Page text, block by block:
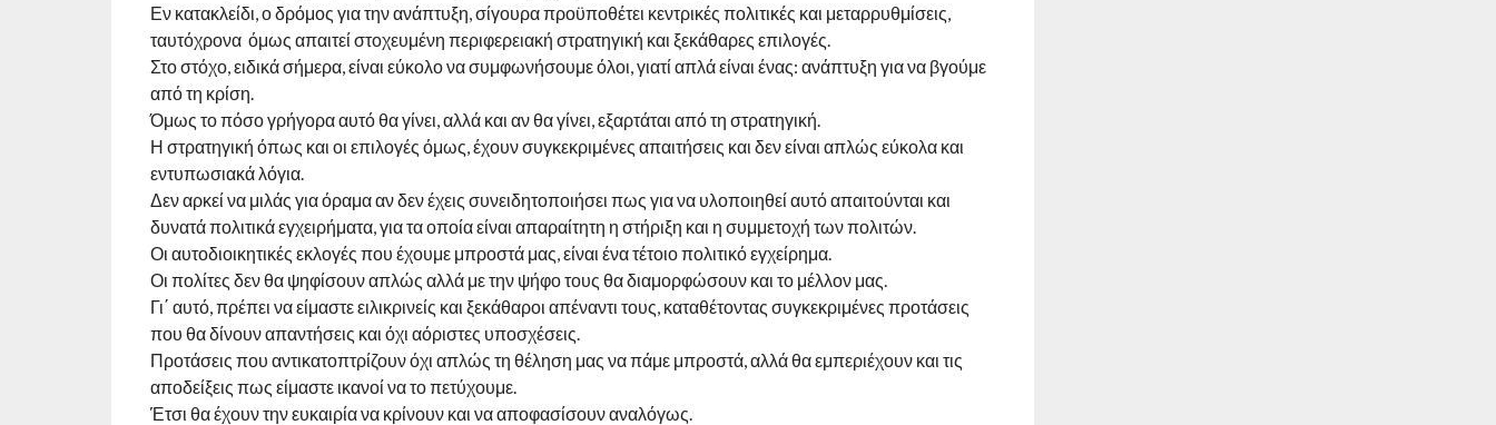
Εν κατακλείδι, ο δρόμος για την ανάπτυξη, σίγουρα προϋποθέτει κεντρικές πολιτικές και μεταρρυθμίσεις,
ταυτόχρονα όμως απαιτεί στοχευμένη περιφερειακή στρατηγική και ξεκάθαρες επιλογές.
Στο στόχο, ειδικά σήμερα, είναι εύκολο να συμφωνήσουμε όλοι, γιατί απλά είναι ένας: ανάπτυξη για να βγούμε
από τη κρίση.
Όμως το πόσο γρήγορα αυτό θα γίνει, αλλά και αν θα γίνει, εξαρτάται από τη στρατηγική.
Η στρατηγική όπως και οι επιλογές όμως, έχουν συγκεκριμένες απαιτήσεις και δεν είναι απλώς εύκολα και
εντυπωσιακά λόγια.
Δεν αρκεί να μιλάς για όραμα αν δεν έχεις συνειδητοποιήσει πως για να υλοποιηθεί αυτό απαιτούνται και
δυνατά πολιτικά εγχειρήματα, για τα οποία είναι απαραίτητη η στήριξη και η συμμετοχή των πολιτών.
Οι αυτοδιοικητικές εκλογές που έχουμε μπροστά μας, είναι ένα τέτοιο πολιτικό εγχείρημα.
Οι πολίτες δεν θα ψηφίσουν απλώς αλλά με την ψήφο τους θα διαμορφώσουν και το μέλλον μας.
Γι΄ αυτό, πρέπει να είμαστε ειλικρινείς και ξεκάθαροι απέναντι τους, καταθέτοντας συγκεκριμένες προτάσεις
που θα δίνουν απαντήσεις και όχι αόριστες υποσχέσεις.
Προτάσεις που αντικατοπτρίζουν όχι απλώς τη θέληση μας να πάμε μπροστά, αλλά θα εμπεριέχουν και τις
αποδείξεις πως είμαστε ικανοί να το πετύχουμε.
Έτσι θα έχουν την ευκαιρία να κρίνουν και να αποφασίσουν αναλόγως.